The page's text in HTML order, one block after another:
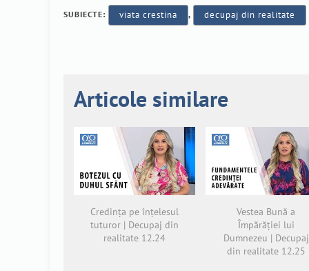
SUBIECTE: viata crestina , decupaj din realitate
Articole similare
Credința pe înțelesul
tuturor | Decupaj din
realitate 12.24
Vestea Bună a
Împărăției lui
Dumnezeu | Decupaj
din realitate 12.25